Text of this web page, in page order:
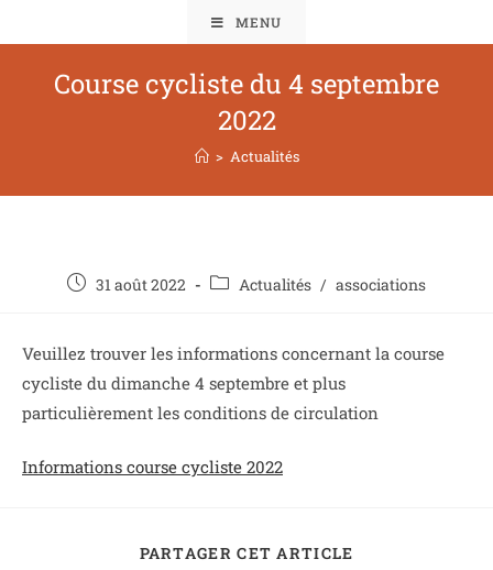
MENU
Course cycliste du 4 septembre
2022
> Actualités
31 août 2022 Actualités / associations
Veuillez trouver les informations concernant la course
cycliste du dimanche 4 septembre et plus
particulièrement les conditions de circulation
Informations course cycliste 2022
PARTAGER CET ARTICLE